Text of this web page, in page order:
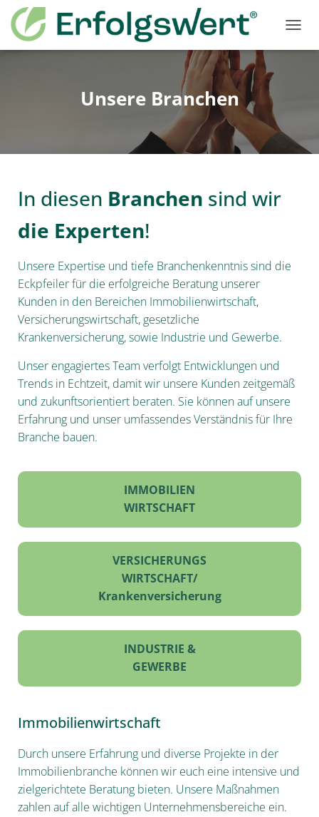
A
O
N
Unsere Branchen
In diesen Branchen sind wir
die Experten!
Unsere Expertise und tiefe Branchenkenntnis sind die
Eckpfeiler für die erfolgreiche Beratung unserer
Kunden in den Bereichen Immobilienwirtschaft,
Versicherungswirtschaft, gesetzliche
Krankenversicherung, sowie Industrie und Gewerbe.
Unser engagiertes Team verfolgt Entwicklungen und
Trends in Echtzeit, damit wir unsere Kunden zeitgemäß
und zukunftsorientiert beraten. Sie können auf unsere
Erfahrung und unser umfassendes Verständnis für Ihre
Branche bauen.
IMMOBILIEN
WIRTSCHAFT
VERSICHERUNGS
WIRTSCHAFT/
Krankenversicherung
INDUSTRIE &
GEWERBE
Immobilienwirtschaft
Durch unsere Erfahrung und diverse Projekte in der
Immobilienbranche können wir euch eine intensive und
zielgerichtete Beratung bieten. Unsere Maßnahmen
zahlen auf alle wichtigen Unternehmensbereiche ein.